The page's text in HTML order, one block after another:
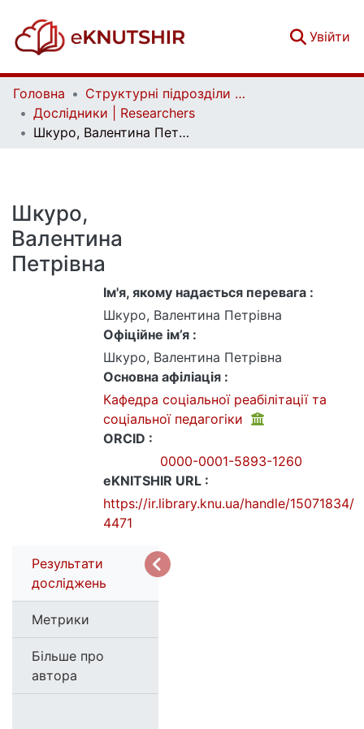
Увійти
Головна
Структурні підрозділи Київського національного університету імені Тараса Шевченка та Організації | Faculties, Institutes and Departments of Taras Shevchenko National University of Kyiv and Organizations
Дослідники | Researchers
Шкуро, Валентина Петрівна
Шкуро,
Валентина
Петрівна
Ім'я, якому надається перевага :
Шкуро, Валентина Петрівна
Офіційне ім’я :
Шкуро, Валентина Петрівна
Основна афіліація :
Кафедра соціальної реабілітації та
соціальної педагогіки
ORCID :
0000-0001-5893-1260
eKNITSHIR URL :
https://ir.library.knu.ua/handle/15071834/
4471
Результати
досліджень
Метрики
Більше про
автора